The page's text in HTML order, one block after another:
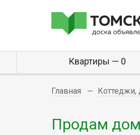
Квартиры — 0
Главная Коттеджи,
Продам